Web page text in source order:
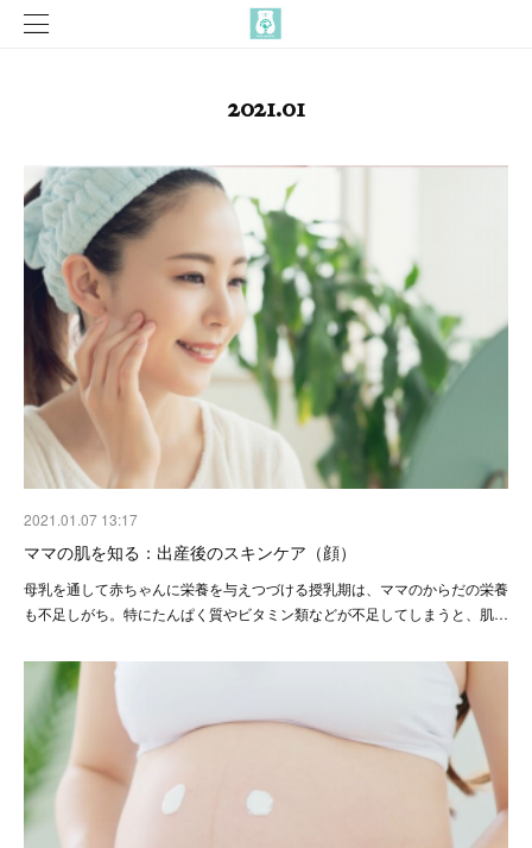
2021.01
2021.01.07 13:17
ママの肌を知る：出産後のスキンケア（顔）
母乳を通して赤ちゃんに栄養を与えつづける授乳期は、ママのからだの栄養
も不足しがち。特にたんぱく質やビタミン類などが不足してしまうと、肌…